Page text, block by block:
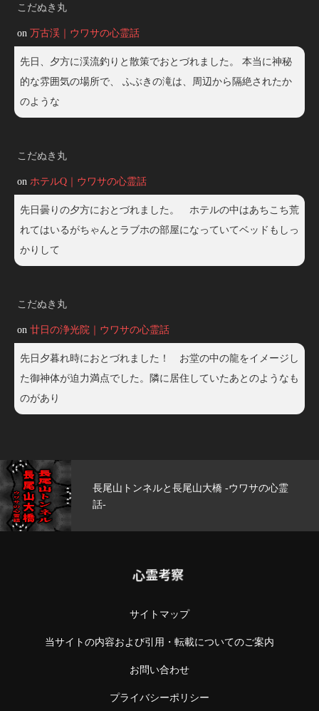
こだぬき丸
on 万古渓｜ウワサの心霊話
先日、夕方に渓流釣りと散策でおとづれました。 本当に神秘
的な雰囲気の場所で、 ふぶきの滝は、周辺から隔絶されたか
のような
こだぬき丸
on ホテルQ｜ウワサの心霊話
先日曇りの夕方におとづれました。 ホテルの中はあちこち荒
れてはいるがちゃんとラブホの部屋になっていてベッドもしっ
かりして
こだぬき丸
on 廿日の浄光院｜ウワサの心霊話
先日夕暮れ時におとづれました！ お堂の中の龍をイメージし
た御神体が迫力満点でした。隣に居住していたあとのようなも
のがあり
霊
玄武洞公園 -ウワサの心霊話-
心霊考察
サイトマップ
当サイトの内容および引用・転載についてのご案内
お問い合わせ
プライバシーポリシー